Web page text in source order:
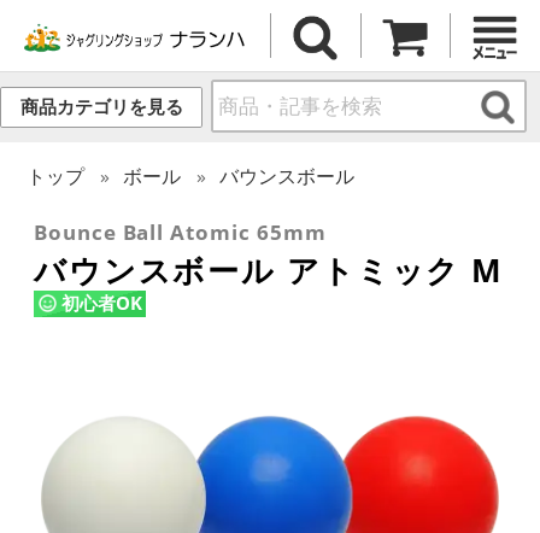
商品カテゴリを見る
トップ ボール バウンスボール
Bounce Ball Atomic 65mm
バウンスボール アトミック M
初心者OK